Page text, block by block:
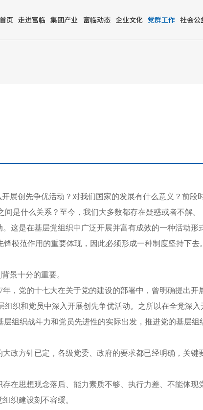
首页 走进富临 集团产业 富临动态 企业文化 党群工作 社会公
展创先争优活动？对我们国家的发展有什么意义？前段
是什么关系？至今，我们大多数都存在疑惑或者不解。
这是在基层党组织中广泛开展并富有成效的一种活动形
模范作用的重要体现，因此必须形成一种制度坚持下去
景十分的重要。
，党的十七大在关于党的建设的部署中，曾明确提出开
织和党员中深入开展创先争优活动。之所以在全党深入
组织战斗力和党员先进性的实际出发，推进党的基层组
政方针已定，各级党委、政府的要求都已经明确，关键
在思想观念落后、能力素质不够、执行力差、不能体现
织建设刻不容缓。